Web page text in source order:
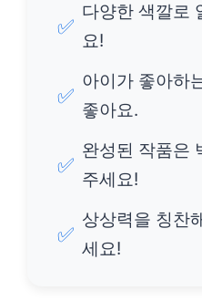
✅
다양한 색깔로
요!
✅
아이가 좋아하
좋아요.
✅
완성된 작품은
주세요!
✅
상상력을 칭찬
세요!